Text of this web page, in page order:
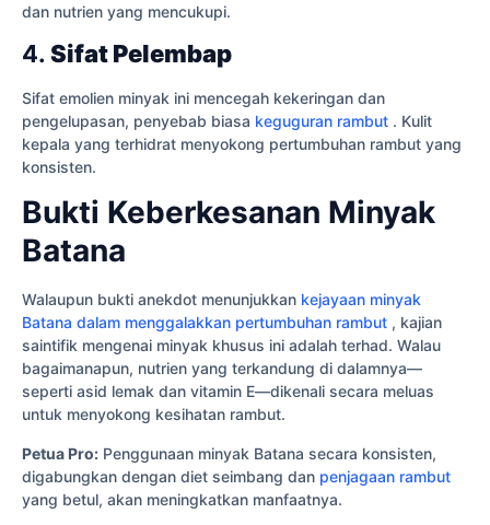
dan nutrien yang mencukupi.
4. Sifat Pelembap
Sifat emolien minyak ini mencegah kekeringan dan
pengelupasan, penyebab biasa keguguran rambut . Kulit
kepala yang terhidrat menyokong pertumbuhan rambut yang
konsisten.
Bukti Keberkesanan Minyak
Batana
Walaupun bukti anekdot menunjukkan kejayaan minyak
Batana dalam menggalakkan pertumbuhan rambut , kajian
saintifik mengenai minyak khusus ini adalah terhad. Walau
bagaimanapun, nutrien yang terkandung di dalamnya—
seperti asid lemak dan vitamin E—dikenali secara meluas
untuk menyokong kesihatan rambut.
Petua Pro: Penggunaan minyak Batana secara konsisten,
digabungkan dengan diet seimbang dan penjagaan rambut
yang betul, akan meningkatkan manfaatnya.